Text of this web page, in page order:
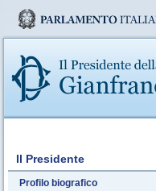
Il Presidente
Profilo biografico